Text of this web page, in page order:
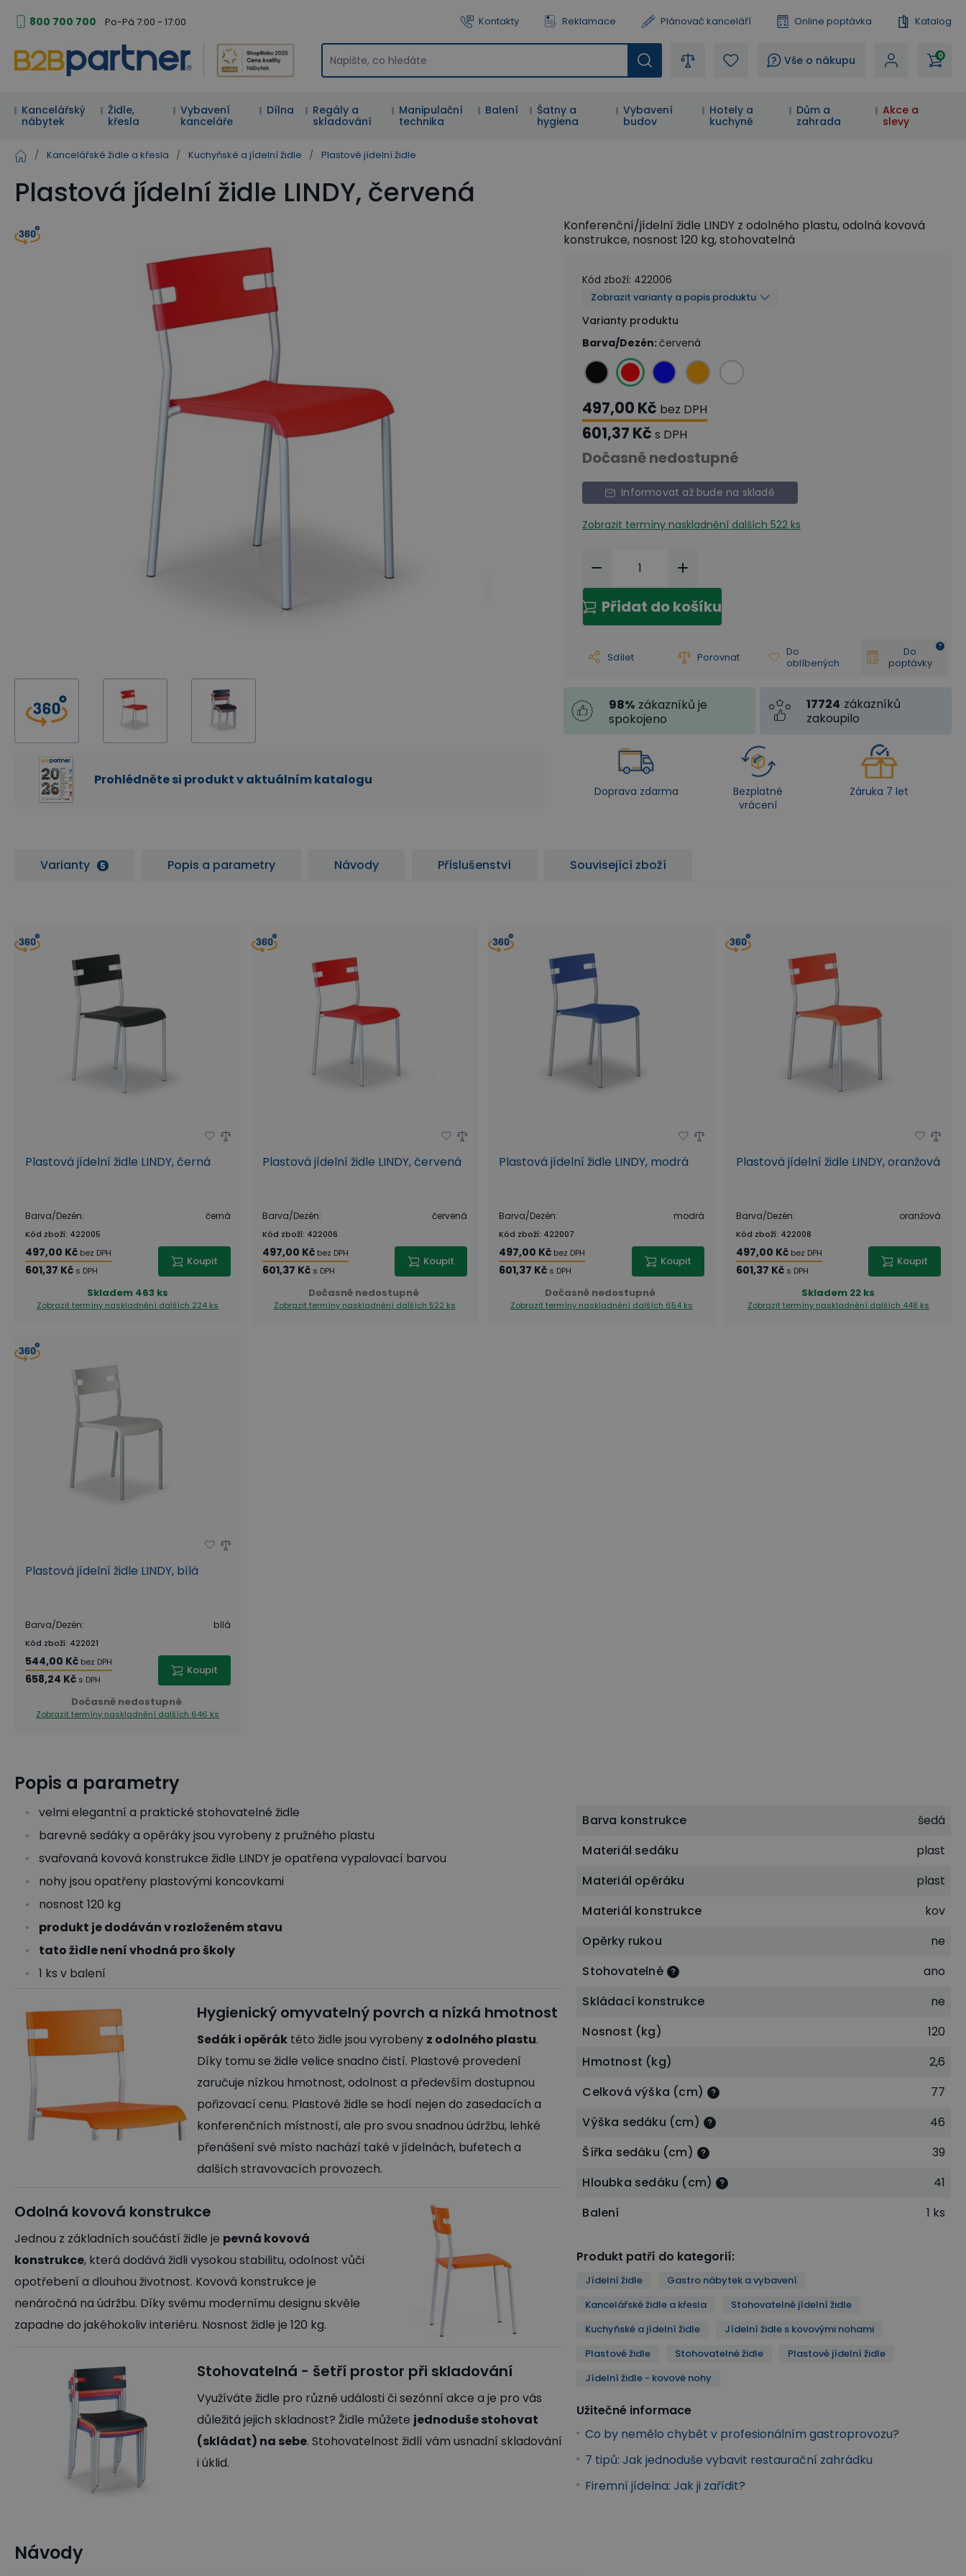
800 700 700 Po-Pá 7:00 - 17:00 Kontakty Reklamace Plánovač kanceláří Online poptávka Katalog
? Vše o nákupu 0
Kancelářský
nábytek
Židle,
křesla
Vybavení
kanceláře
Dílna
Regály a
skladování
Manipulační
technika
Balení
Šatny a
hygiena
Vybavení
budov
Hotely a
kuchyně
Dům a
zahrada
Akce a
slevy
/ Kancelářské židle a křesla / Kuchyňské a jídelní židle / Plastové jídelní židle
Plastová jídelní židle LINDY, červená
Prohlédněte si produkt v aktuálním katalogu
Konferenční/jídelní židle LINDY z odolného plastu, odolná kovová
konstrukce, nosnost 120 kg, stohovatelná
Kód zboží: 422006
Zobrazit varianty a popis produktu
Varianty produktu
Barva/Dezén:červená
497,00 Kč bez DPH
601,37 Kč s DPH
Dočasně nedostupné
Informovat až bude na skladě
Zobrazit termíny naskladnění dalších 522 ks
Přidat do košíku
Sdílet Porovnat
Do
oblíbených
Do
poptávky
98% zákazníků je
spokojeno
17724 zákazníků
zakoupilo
Doprava zdarma
Bezplatné
vrácení
Záruka 7 let
Varianty 5 Popis a parametry Návody Příslušenství Související zboží
Plastová jídelní židle LINDY, černá
Barva/Dezén: černá
Kód zboží: 422005
497,00 Kč bez DPH
601,37 Kč s DPH
Koupit
Skladem 463 ks
Zobrazit termíny naskladnění dalších 224 ks
Plastová jídelní židle LINDY, červená
Barva/Dezén: červená
Kód zboží: 422006
497,00 Kč bez DPH
601,37 Kč s DPH
Koupit
Dočasně nedostupné
Zobrazit termíny naskladnění dalších 522 ks
Plastová jídelní židle LINDY, modrá
Barva/Dezén: modrá
Kód zboží: 422007
497,00 Kč bez DPH
601,37 Kč s DPH
Koupit
Dočasně nedostupné
Zobrazit termíny naskladnění dalších 654 ks
Plastová jídelní židle LINDY, oranžová
Barva/Dezén: oranžová
Kód zboží: 422008
497,00 Kč bez DPH
601,37 Kč s DPH
Koupit
Skladem 22 ks
Zobrazit termíny naskladnění dalších 448 ks
Plastová jídelní židle LINDY, bílá
Barva/Dezén: bílá
Kód zboží: 422021
544,00 Kč bez DPH
658,24 Kč s DPH
Koupit
Dočasně nedostupné
Zobrazit termíny naskladnění dalších 646 ks
Popis a parametry
velmi elegantní a praktické stohovatelné židle
barevné sedáky a opěráky jsou vyrobeny z pružného plastu
svařovaná kovová konstrukce židle LINDY je opatřena vypalovací barvou
nohy jsou opatřeny plastovými koncovkami
nosnost 120 kg
produkt je dodáván v rozloženém stavu
tato židle není vhodná pro školy
1 ks v balení
Hygienický omyvatelný povrch a nízká hmotnost
Sedák i opěrák této židle jsou vyrobeny z odolného plastu.
Díky tomu se židle velice snadno čistí. Plastové provedení
zaručuje nízkou hmotnost, odolnost a především dostupnou
pořizovací cenu. Plastové židle se hodí nejen do zasedacích a
konferenčních místností, ale pro svou snadnou údržbu, lehké
přenášení své místo nachází také v jídelnách, bufetech a
dalších stravovacích provozech.
Odolná kovová konstrukce
Jednou z základních součástí židle je pevná kovová
konstrukce, která dodává židli vysokou stabilitu, odolnost vůči
opotřebení a dlouhou životnost. Kovová konstrukce je
nenáročná na údržbu. Díky svému modernímu designu skvěle
zapadne do jakéhokoliv interiéru. Nosnost židle je 120 kg.
Stohovatelná - šetří prostor při skladování
Využíváte židle pro různé události či sezónní akce a je pro vás
důležitá jejich skladnost? Židle můžete jednoduše stohovat
(skládat) na sebe. Stohovatelnost židlí vám usnadní skladování
i úklid.
Barva konstrukce
šedá
Materiál sedáku
plast
Materiál opěráku
plast
Materiál konstrukce
kov
Opěrky rukou
ne
Stohovatelné
ano
Skládací konstrukce
ne
Nosnost (kg)
120
Hmotnost (kg)
2,6
Celková výška (cm)
77
Výška sedáku (cm)
46
Šířka sedáku (cm)
39
Hloubka sedáku (cm)
41
Balení
1 ks
Produkt patří do kategorií:
Jídelní židle
Gastro nábytek a vybavení
Kancelářské židle a křesla
Stohovatelné jídelní židle
Kuchyňské a jídelní židle
Jídelní židle s kovovými nohami
Plastové židle
Stohovatelné židle
Plastové jídelní židle
Jídelní židle - kovové nohy
Užitečné informace
Co by nemělo chybět v profesionálním gastroprovozu?
7 tipů: Jak jednoduše vybavit restaurační zahrádku
Firemní jídelna: Jak ji zařídit?
Jídelní židle
Návody